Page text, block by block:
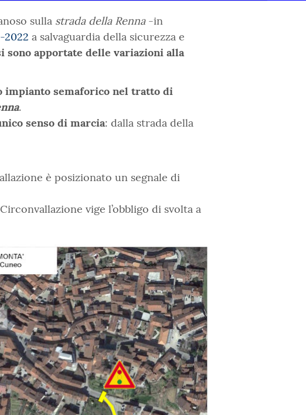
sulla strada della Renna-in
2022 a salvaguardia della sicurezza e
sono apportate delle variazioni alla
impianto semaforico nel tratto di
.
senso di marcia: dalla strada della
è posizionato un segnale di
vige l’obbligo di svolta a